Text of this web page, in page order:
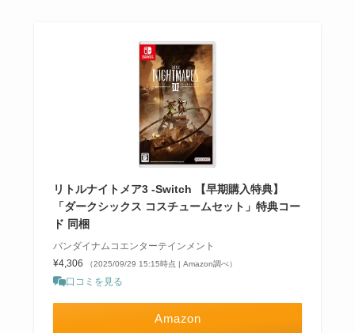
リトルナイトメア3 -Switch 【早期購入特典】
「ダークシックス コスチュームセット」特典コー
ド 同梱
バンダイナムコエンターテインメント
¥4,306
（2025/09/29 15:15時点 | Amazon調べ）
口コミを見る
Amazon